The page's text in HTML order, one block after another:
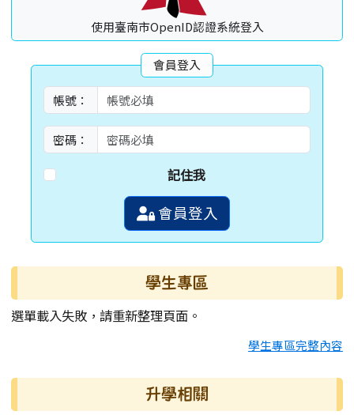
使用臺南市OpenID認證系統登入
會員登入
帳號：
密碼：
記住我
會員登入
學生專區
選單載入失敗，請重新整理頁面。
學生專區完整內容
升學相關